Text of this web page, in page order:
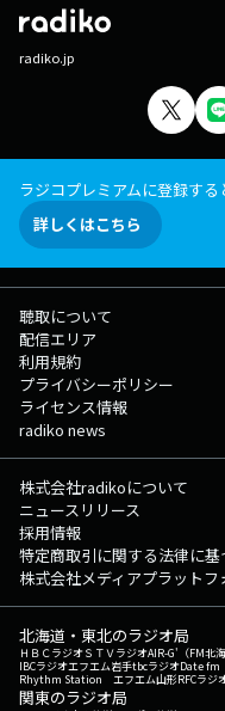
radiko.jp
ラジコプレミアムに登録す
詳しくはこちら
聴取について
配信エリア
利用規約
プライバシーポリシー
ライセンス情報
radiko news
株式会社radikoについて
ニュースリリース
採用情報
特定商取引に関する法律に
株式会社メディアプラット
北海道・東北のラジオ局
ＨＢＣラジオＳＴＶラジオAIR-G'（FM北海
IBCラジオエフエム岩手tbcラジオDate fm
Rhythm Station エフエム山形RFCラジ
関東のラジオ局